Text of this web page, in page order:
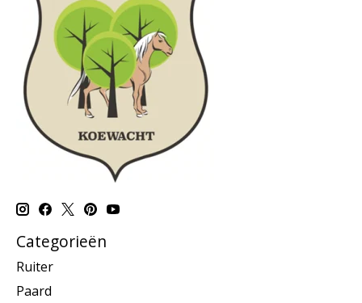
Categorieën
Ruiter
Paard